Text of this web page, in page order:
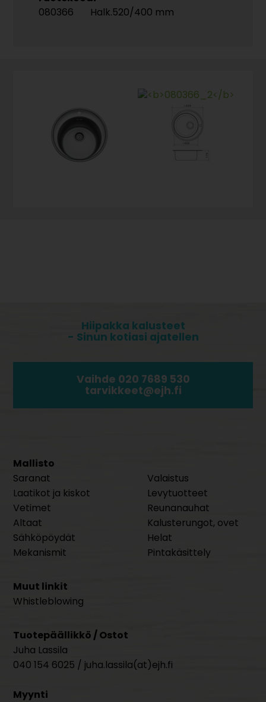
080366
Halk.520/400 mm
Hiipakka kalusteet
- Sinun kotiasi ajatellen
Vaihde 020 7689 530
tarvikkeet@ejh.fi
Mallisto
Saranat
Laatikot ja kiskot
Vetimet
Altaat
Sähköpöydät
Mekanismit
Valaistus
Levytuotteet
Reunanauhat
Kalusterungot, ovet
Helat
Pintakäsittely
Muut linkit
Whistleblowing
Tuotepäällikkö / Ostot
Juha Lassila
040 154 6025 / juha.lassila(at)ejh.fi
Myynti